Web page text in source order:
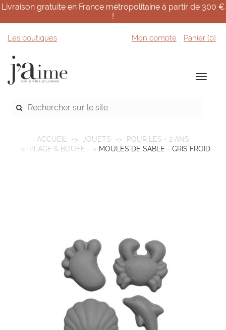
Livraison gratuite en France métropolitaine à partir de 300 €
!
Les boutiques Mon compte Panier (0)
ACCUEIL JOUETS
POUR LES + 2 ANS
PLAGE & BOUÉE
MOULES DE SABLE - GRIS FROID